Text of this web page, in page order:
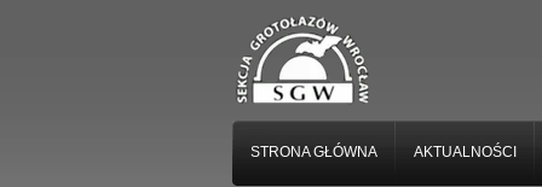
STRONA GŁÓWNA AKTUALNOŚCI